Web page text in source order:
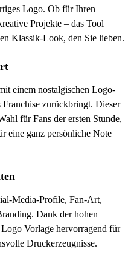
Logo. Ob für Ihren
Projekte – das Tool
Klassik-Look, den Sie lieben.
einem nostalgischen Logo-
zurückbringt. Dieser
für Fans der ersten Stunde,
eine ganz persönliche Note
Media-Profile, Fan-Art,
Dank der hohen
Vorlage hervorragend für
Druckerzeugnisse.